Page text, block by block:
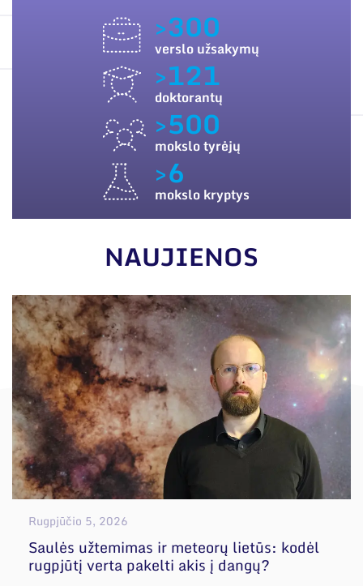
organizacijose bei asociacijose
SUSISIEKITE SU MUMIS
>300
verslo užsakymų
>121
doktorantų
>500
mokslo tyrėjų
>6
mokslo kryptys
NAUJIENOS
Rugpjūčio 5, 2026
Saulės užtemimas ir meteorų lietūs: kodėl
rugpjūtį verta pakelti akis į dangų?